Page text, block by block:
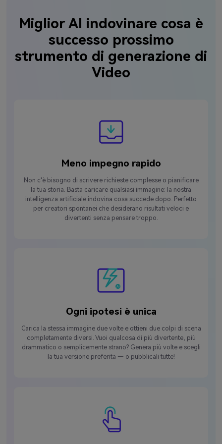
Miglior AI indovinare cosa è
successo prossimo
strumento di generazione di
Video
Meno impegno rapido
Non c'è bisogno di scrivere richieste complesse o pianificare
la tua storia. Basta caricare qualsiasi immagine: la nostra
intelligenza artificiale indovina cosa succede dopo. Perfetto
per creatori spontanei che desiderano risultati veloci e
divertenti senza pensare troppo.
Ogni ipotesi è unica
Carica la stessa immagine due volte e ottieni due colpi di scena
completamente diversi. Vuoi qualcosa di più divertente, più
drammatico o semplicemente strano? Genera più volte e scegli
la tua versione preferita — o pubblicali tutte!